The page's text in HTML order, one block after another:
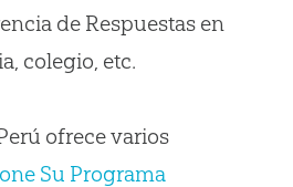
de Respuestas en
colegio, etc.
ofrece varios
Su Programa